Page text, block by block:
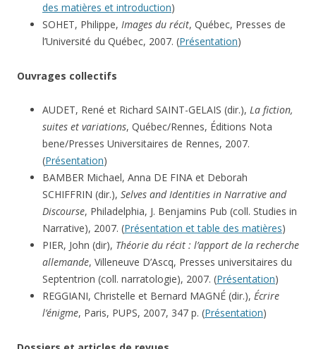
des matières et introduction)
SOHET, Philippe, Images du récit, Québec, Presses de
l’Université du Québec, 2007. (Présentation)
Ouvrages collectifs
AUDET, René et Richard SAINT-GELAIS (dir.), La fiction,
suites et variations, Québec/Rennes, Éditions Nota
bene/Presses Universitaires de Rennes, 2007.
(Présentation)
BAMBER Michael, Anna DE FINA et Deborah
SCHIFFRIN (dir.), Selves and Identities in Narrative and
Discourse, Philadelphia, J. Benjamins Pub (coll. Studies in
Narrative), 2007. (Présentation et table des matières)
PIER, John (dir), Théorie du récit : l’apport de la recherche
allemande, Villeneuve D’Ascq, Presses universitaires du
Septentrion (coll. narratologie), 2007. (Présentation)
REGGIANI, Christelle et Bernard MAGNÉ (dir.), Écrire
l’énigme, Paris, PUPS, 2007, 347 p. (Présentation)